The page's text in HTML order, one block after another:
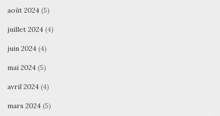
août 2024 (5)
juillet 2024 (4)
juin 2024 (4)
mai 2024 (5)
avril 2024 (4)
mars 2024 (5)